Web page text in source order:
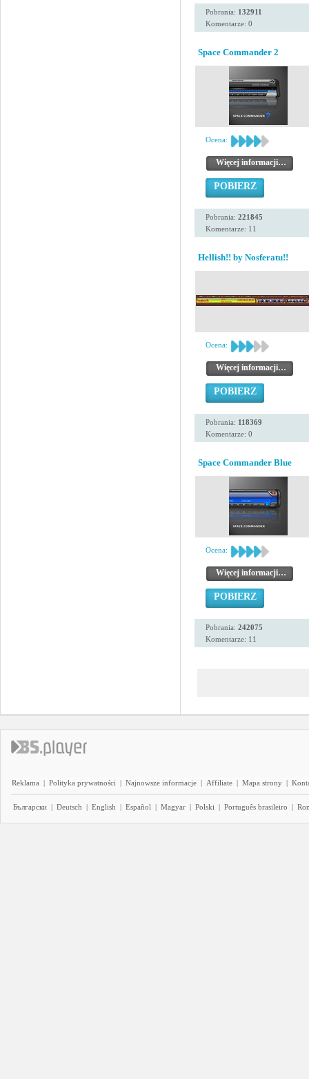
Pobrania: 132911
Komentarze: 0
Space Commander 2
Ocena:
Więcej informacji…
POBIERZ
Pobrania: 221845
Komentarze: 11
Hellish!! by Nosferatu!!
Ocena:
Więcej informacji…
POBIERZ
Pobrania: 118369
Komentarze: 0
Space Commander Blue
Ocena:
Więcej informacji…
POBIERZ
Pobrania: 242075
Komentarze: 11
Reklama | Polityka prywatności | Najnowsze informacje | Affiliate | Mapa strony |
Български | Deutsch | English | Español | Magyar | Polski | Português brasileiro |